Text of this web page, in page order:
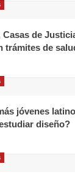
Casas de
trámites de
jóvenes
diseño?